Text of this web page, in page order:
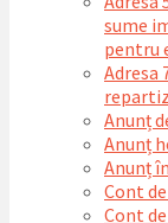
sume
pentru
Adresa
Anunț
Anunț
Anunț
Cont
Cont